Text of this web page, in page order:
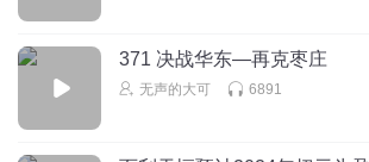
371 决战华东—再克枣庄
无声的大可 6891